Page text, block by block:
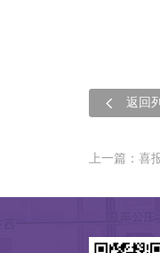
返回
上一篇：喜